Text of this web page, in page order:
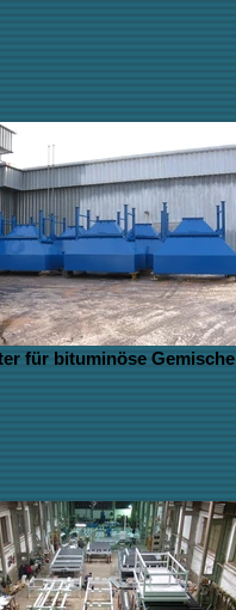
für bituminöse Gemische